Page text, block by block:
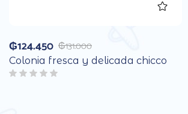
₲131.000
₲124.450
Colonia fresca y delicada chicco